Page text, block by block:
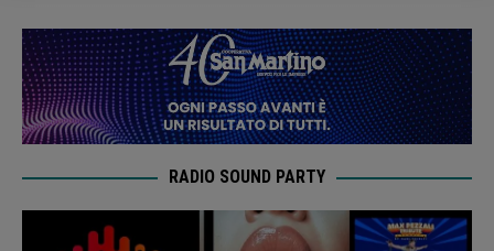
RADIO SOUND PARTY